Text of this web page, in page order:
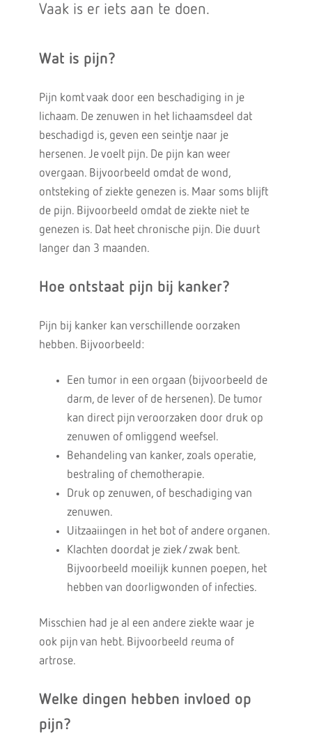
Vaak is er iets aan te doen.
Wat is pijn?
Pijn komt vaak door een beschadiging in je
lichaam. De zenuwen in het lichaamsdeel dat
beschadigd is, geven een seintje naar je
hersenen. Je voelt pijn. De pijn kan weer
overgaan. Bijvoorbeeld omdat de wond,
ontsteking of ziekte genezen is. Maar soms blijft
de pijn. Bijvoorbeeld omdat de ziekte niet te
genezen is. Dat heet chronische pijn. Die duurt
langer dan 3 maanden.
Hoe ontstaat pijn bij kanker?
Pijn bij kanker kan verschillende oorzaken
hebben. Bijvoorbeeld:
Een tumor in een orgaan (bijvoorbeeld de
darm, de lever of de hersenen). De tumor
kan direct pijn veroorzaken door druk op
zenuwen of omliggend weefsel.
Behandeling van kanker, zoals operatie,
bestraling of chemotherapie.
Druk op zenuwen, of beschadiging van
zenuwen.
Uitzaaiingen in het bot of andere organen.
Klachten doordat je ziek/zwak bent.
Bijvoorbeeld moeilijk kunnen poepen, het
hebben van doorligwonden of infecties.
Misschien had je al een andere ziekte waar je
ook pijn van hebt. Bijvoorbeeld reuma of
artrose.
Welke dingen hebben invloed op
pijn?